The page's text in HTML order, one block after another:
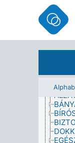
MÉRÉS
MÉRET